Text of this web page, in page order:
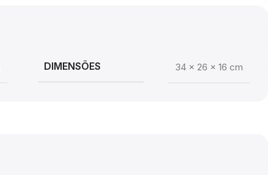
DIMENSÕES 34 × 26 × 16 cm